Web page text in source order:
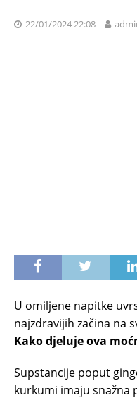
22/01/2024 22:08
U omiljene napitke
najzdravijih začina na
Kako djeluje ova
Supstancije poput
kurkumi imaju snažna